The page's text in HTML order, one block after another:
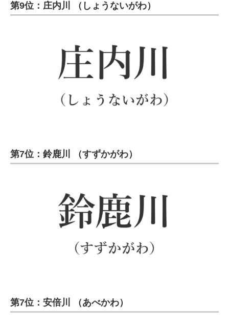
第9位：庄内川 （しょうないがわ）
第7位：鈴鹿川 （すずかがわ）
第7位：安倍川 （あべかわ）